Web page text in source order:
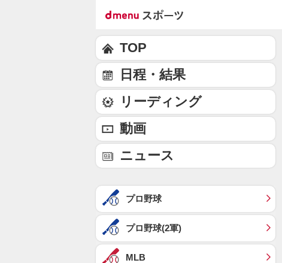
TOP
日程・結果
リーディング
動画
ニュース
プロ野球
プロ野球(2軍)
MLB